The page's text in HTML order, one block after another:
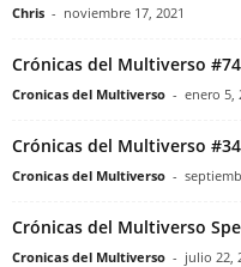
Chris - noviembre 17, 2021
Crónicas del Multiverso
Cronicas del Multiverso - enero 5,
Crónicas del Multiverso
Cronicas del Multiverso -
Crónicas del Multiverso
Cronicas del Multiverso - julio 22,